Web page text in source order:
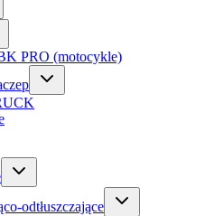
PRO (motocykle)
odtłuszczające